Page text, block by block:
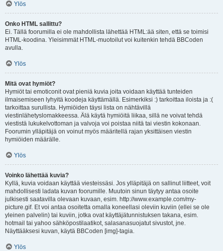
Ylös
Onko HTML sallittu?
Ei. Tällä foorumilla ei ole mahdollista lähettää HTML:ää siten, että se toimisi
HTML-koodina. Yleisimmät HTML-muotoilut voi kuitenkin tehdä BBCoden
avulla.
Ylös
Mitä ovat hymiöt?
Hymiöt tai emoticonit ovat pieniä kuvia joita voidaan käyttää tunteiden
ilmaisemiseen lyhyitä koodeja käyttämällä. Esimerkiksi :) tarkoittaa iloista ja :(
tarkoittaa surullista. Hymiöiden täysi lista on nähtävillä
viestinlähetyslomakkeessa. Älä käytä hymiöitä liikaa, sillä ne voivat tehdä
viestistä lukukelvottoman ja valvoja voi poistaa niitä tai viestin kokonaan.
Foorumin ylläpitäjä on voinut myös määritellä rajan yksittäisen viestin
hymiöiden määrälle.
Ylös
Voinko lähettää kuvia?
Kyllä, kuvia voidaan käyttää viesteissäsi. Jos ylläpitäjä on sallinut liitteet, voit
mahdollisesti ladata kuvan foorumille. Muutoin sinun täytyy antaa osoite
julkisesti saatavilla olevaan kuvaan, esim. http://www.example.com/my-
picture.gif. Et voi antaa osoitetta omalla koneellasi oleviin kuviin (ellei se ole
yleinen palvelin) tai kuviin, jotka ovat käyttäjätunnistuksen takana, esim.
hotmail tai yahoo sähköpostilaatikot, salasanasuojatut sivustot, jne.
Näyttääksesi kuvan, käytä BBCoden [img]-tagia.
Ylös